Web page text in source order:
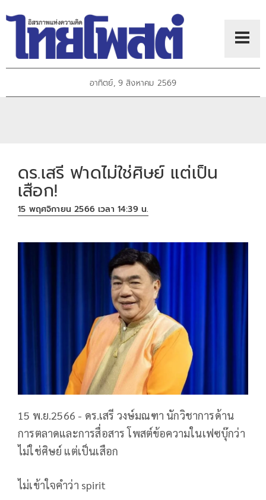
อาทิตย์, 9 สิงหาคม 2569
ดร.เสรี ฟาดไม่ใช่ศิษย์ แต่เป็น
เสือก!
15 พฤศจิกายน 2566 เวลา 14:39 น.
15 พ.ย.2566 - ดร.เสรี วงษ์มณฑา นักวิชาการด้าน
การตลาดและการสื่อสาร โพสต์ข้อความในเฟซบุ๊กว่า
ไม่ใช่ศิษย์ แต่เป็นเสือก
ไม่เข้าใจคำว่า spirit